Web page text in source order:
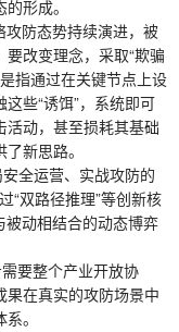
形成。
防态势持续演进，被
改变理念，采取“欺骗
是指通过在关键节点上设
些“诱饵”，系统即可
活动，甚至损耗其基础
新思路。
全运营、实战攻防的
“双路径推理”等创新核
动相结合的动态博弈
要整个产业开放协
果在真实的攻防场景中
。